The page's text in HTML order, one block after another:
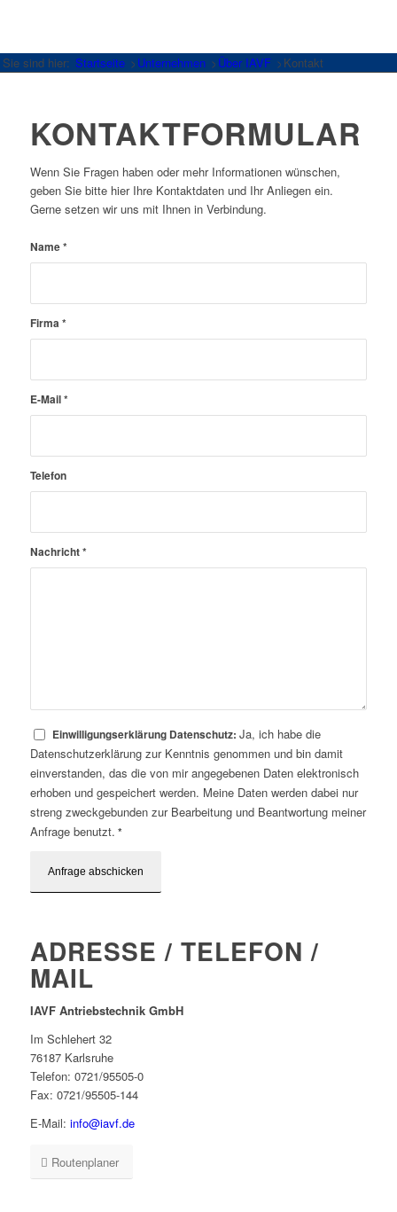
Sie sind hier: Startseite > Unternehmen > Über IAVF > Kontakt
KONTAKTFORMULAR
Wenn Sie Fragen haben oder mehr Informationen wünschen,
geben Sie bitte hier Ihre Kontaktdaten und Ihr Anliegen ein.
Gerne setzen wir uns mit Ihnen in Verbindung.
Name*
Firma *
E-Mail*
Telefon
Nachricht*
Einwilligungserklärung Datenschutz: Ja, ich habe die
Datenschutzerklärung zur Kenntnis genommen und bin damit
einverstanden, das die von mir angegebenen Daten elektronisch
erhoben und gespeichert werden. Meine Daten werden dabei nur
streng zweckgebunden zur Bearbeitung und Beantwortung meiner
Anfrage benutzt. *
ADRESSE / TELEFON /
MAIL
IAVF Antriebstechnik GmbH
Im Schlehert 32
76187 Karlsruhe
Telefon: 0721/95505-0
Fax: 0721/95505-144
E-Mail: info@iavf.de
Routenplaner